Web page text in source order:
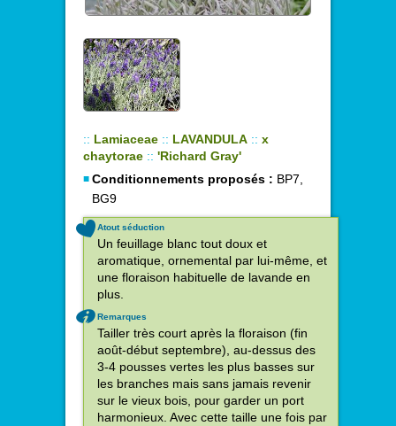
:: Lamiaceae :: LAVANDULA :: x
chaytorae :: 'Richard Gray'
Conditionnements proposés : BP7,
BG9
Atout séduction
Un feuillage blanc tout doux et
aromatique, ornemental par lui-même, et
une floraison habituelle de lavande en
plus.
Remarques
Tailler très court après la floraison (fin
août-début septembre), au-dessus des
3-4 pousses vertes les plus basses sur
les branches mais sans jamais revenir
sur le vieux bois, pour garder un port
harmonieux. Avec cette taille une fois par